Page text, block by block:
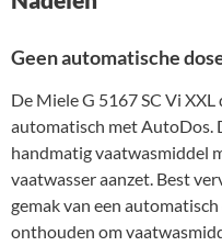
Geen automatische
De Miele G 5167 SC Vi
automatisch met AutoDos.
handmatig vaatwasmiddel
vaatwasser aanzet. Best
gemak van een
onthouden om